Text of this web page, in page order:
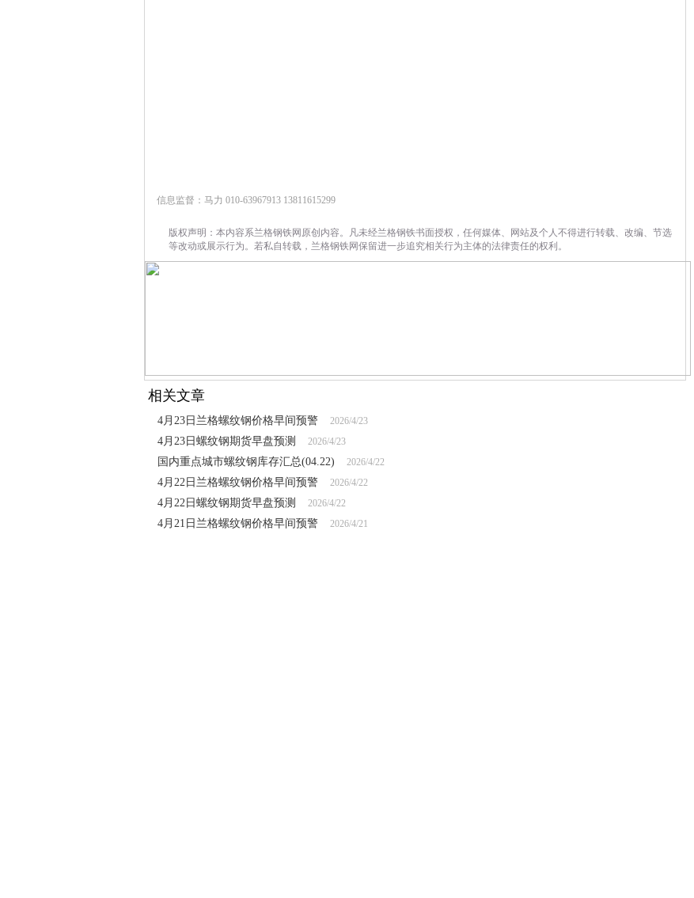
信息监督：马力 010-63967913 13811615299
版权声明：本内容系兰格钢铁网原创内容。凡未经兰格钢铁书面授权，任何媒体、网站及个人不得进行转载、改编、节选
等改动或展示行为。若私自转载，兰格钢铁网保留进一步追究相关行为主体的法律责任的权利。
相关文章
4月23日兰格螺纹钢价格早间预警 2026/4/23
4月23日螺纹钢期货早盘预测 2026/4/23
国内重点城市螺纹钢库存汇总(04.22) 2026/4/22
4月22日兰格螺纹钢价格早间预警 2026/4/22
4月22日螺纹钢期货早盘预测 2026/4/22
4月21日兰格螺纹钢价格早间预警 2026/4/21